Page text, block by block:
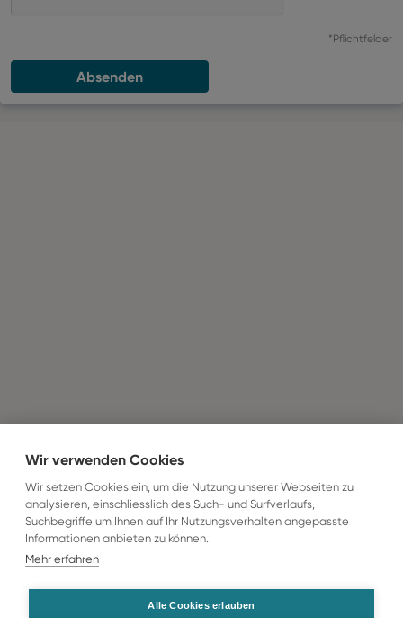
*Pflichtfelder
Absenden
Wir verwenden Cookies
Wir setzen Cookies ein, um die Nutzung unserer Webseiten zu
analysieren, einschliesslich des Such- und Surfverlaufs,
Suchbegriffe um Ihnen auf Ihr Nutzungsverhalten angepasste
Informationen anbieten zu können.
Mehr erfahren
Alle Cookies erlauben